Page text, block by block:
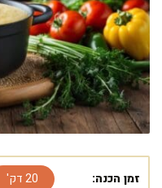
זמן הכנה: 20 דק'